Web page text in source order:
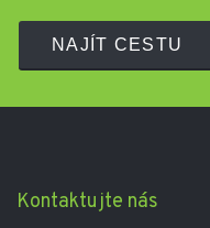
NAJÍT CESTU
Kontaktujte nás